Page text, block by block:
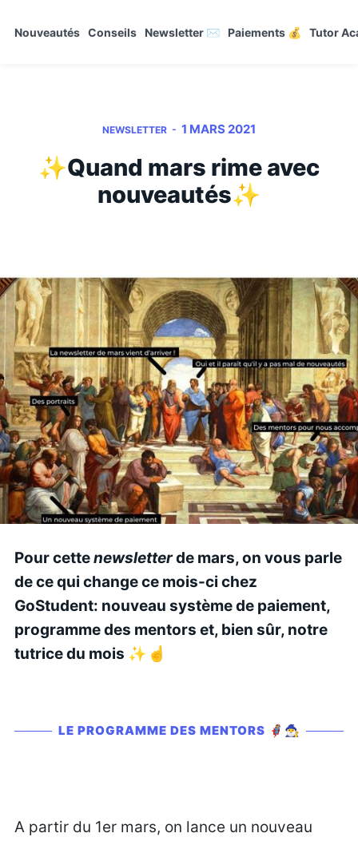
Nouveautés Conseils Newsletter ✉️ Paiements 💰 Tutor
NEWSLETTER - 1 MARS 2021
✨Quand mars rime avec
nouveautés✨
Pour cettenewsletterde mars, on vous parle
de ce qui change ce mois-ci chez
GoStudent: nouveau système de paiement,
programme des mentors et, bien sûr, notre
tutrice du mois ✨☝️
LE PROGRAMME DES MENTORS 🦸‍♀️🧙‍♂️
A partir du 1er mars, on lance un nouveau